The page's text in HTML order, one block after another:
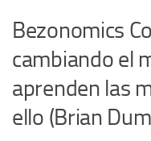
Bezonomics
cambiando el
aprenden las
ello (Brian